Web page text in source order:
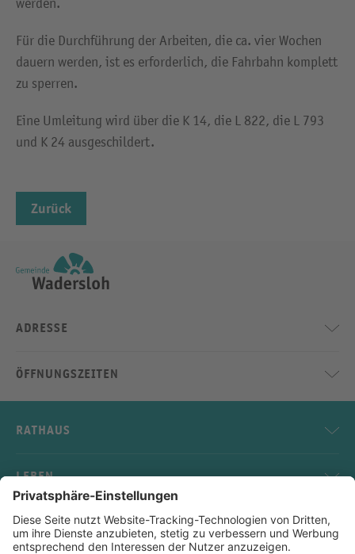
werden.
Für die Durchführung der Arbeiten, die ca. vier Wochen
dauern werden, ist es erforderlich, die Fahrbahn komplett
zu sperren.
Eine Umleitung wird über die K 14, die L 822, die L 793
und K 24 ausgeschildert.
Zurück
ADRESSE
ÖFFNUNGSZEITEN
RATHAUS
LEBEN
SERVICE